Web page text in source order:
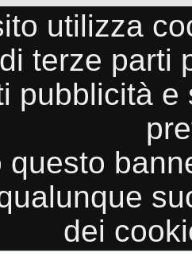
utilizza
terze parti
pubblicità
questo
dei